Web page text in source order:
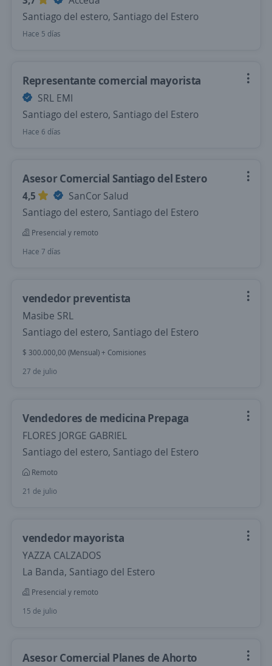
Santiago del estero, Santiago del Estero
Hace 5 días
Representante comercial mayorista
SRL EMI
Santiago del estero, Santiago del Estero
Hace 6 días
Asesor Comercial Santiago del Estero
4,5
SanCor Salud
Santiago del estero, Santiago del Estero
Presencial y remoto
Hace 7 días
vendedor preventista
Masibe SRL
Santiago del estero, Santiago del Estero
$ 300.000,00 (Mensual) + Comisiones
27 de julio
Vendedores de medicina Prepaga
FLORES JORGE GABRIEL
Santiago del estero, Santiago del Estero
Remoto
21 de julio
vendedor mayorista
YAZZA CALZADOS
La Banda, Santiago del Estero
Presencial y remoto
15 de julio
Asesor Comercial Planes de Ahorto